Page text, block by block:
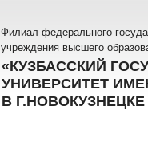
Филиал федерального
учреждения высшего
«КУЗБАССКИЙ
УНИВЕРСИТЕТ
В Г.НОВОКУЗНЕЦКЕ